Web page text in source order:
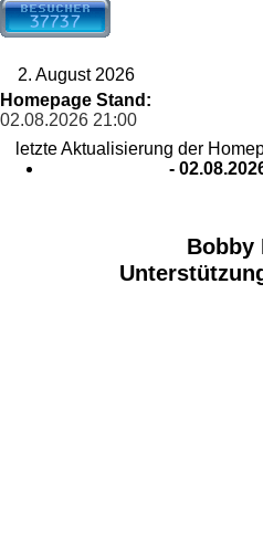
2. August 2026
Homepage Stand:
02.08.2026 21:00
letzte Aktualisierung der
- 02
Bobby